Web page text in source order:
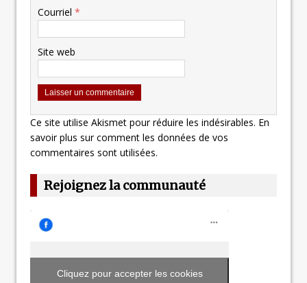
Courriel *
Site web
Ce site utilise Akismet pour réduire les indésirables. En
savoir plus sur comment les données de vos
commentaires sont utilisées.
Rejoignez la communauté
Cliquez pour accepter les cookies